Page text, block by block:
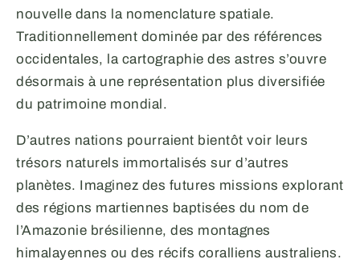
nouvelle dans la nomenclature spatiale.
Traditionnellement dominée par des références
occidentales, la cartographie des astres s’ouvre
désormais à une représentation plus diversifiée
du patrimoine mondial.
D’autres nations pourraient bientôt voir leurs
trésors naturels immortalisés sur d’autres
planètes. Imaginez des futures missions explorant
des régions martiennes baptisées du nom de
l’Amazonie brésilienne, des montagnes
himalayennes ou des récifs coralliens australiens.